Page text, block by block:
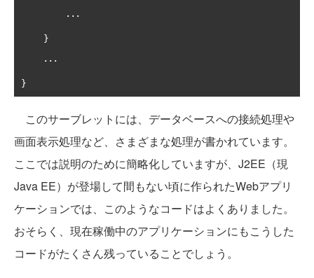
･･･
}
･･･
}
このサーブレットには、データベースへの接続処理や
画面表示処理など、さまざまな処理が書かれています。
ここでは説明のために簡略化していますが、J2EE（現
Java EE）が登場して間もない頃に作られたWebアプリ
ケーションでは、このようなコードはよくありました。
おそらく、現在稼働中のアプリケーションにもこうした
コードがたくさん残っていることでしょう。